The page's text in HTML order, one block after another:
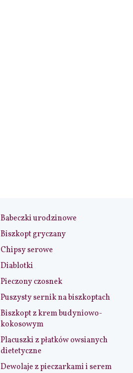
Babeczki urodzinowe
Biszkopt gryczany
Chipsy serowe
Diablotki
Pieczony czosnek
Puszysty sernik na biszkoptach
Biszkopt z krem budyniowo-
kokosowym
Placuszki z płatków owsianych
dietetyczne
Dewolaje z pieczarkami i serem